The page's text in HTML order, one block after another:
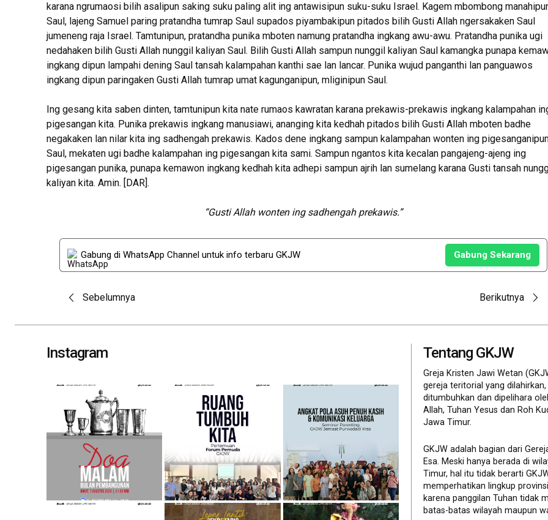
karana ngrumaosi bilih asalipun saking suku paling alit ing antawisipun suku-suku Israel. Kagem mbombong
Saul, lajeng Samuel paring pratandha tumrap Saul supados piyambakipun pitados bilih Gusti Allah ngersakaken Saul
jumeneng raja Israel. Tamtunipun, pratandha punika mboten namung pratandha ingkang awu-awu. Pratandha punika ugi
nedahaken bilih Gusti Allah nunggil kaliyan Saul. Bilih Gusti Allah sampun nunggil kaliyan Saul kamangka punapa
ingkang dipun lampahi dening Saul tansah kalampahan kanthi sae lan lancar. Punika wujud panganthi lan panguawos
ingkang dipun paringaken Gusti Allah tumrap umat kagunganipun, mliginipun Saul.
Ing gesang kita saben dinten, tamtunipun kita nate rumaos kawratan karana prekawis-prekawis ingkang kalampahan
pigesangan kita. Punika prekawis ingkang manusiawi, ananging kita kedhah pitados bilih Gusti Allah mboten badhe
negakaken lan nilar kita ing sadhengah prekawis. Kados dene ingkang sampun kalampahan wonten ing
Saul, mekaten ugi badhe kalampahan ing pigesangan kita sami. Sampun ngantos kita kecalan pangajeng-ajeng ing
pigesangan punika, punapa kemawon ingkang kedhah kita adhepi sampun ajrih lan sumelang karana Gusti tansah
kaliyan kita. Amin. [DAR].
“Gusti Allah wonten ing sadhengah prekawis.”
Gabung di WhatsApp Channel untuk info terbaru GKJW Gabung Sekarang
Post
navigation
Sebelumnya Berikutnya
Instagram Tentang GKJW
Greja Kristen Jawi Wetan
gereja teritorial yang dilahirkan,
ditumbuhkan dan dipelihara
Allah, Tuhan Yesus dan Roh
Jawa Timur.
GKJW adalah bagian dari
Esa. Meski hanya berada di
Timur, hal itu tidak berarti
memperhatikan lingkup
karena panggilan Tuhan tidak
batas-batas wilayah maupun